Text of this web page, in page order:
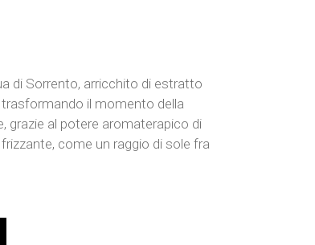
di Sorrento, arricchito di estratto
trasformando il momento della
grazie al potere aromaterapico di
come un raggio di sole fra